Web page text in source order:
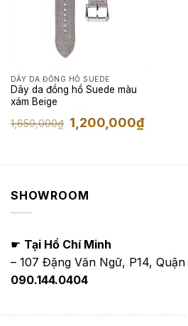
DÂY DA ĐỒNG HỒ SUEDE
Dây da đồng hồ Suede màu
xám Beige
1,650,000₫ Giá
gốc
1,200,000₫Giá
hiện
SHOWROOM
☛ Tại Hồ Chí Minh
– 107 Đặng Văn Ngữ, P14,
090.144.0404